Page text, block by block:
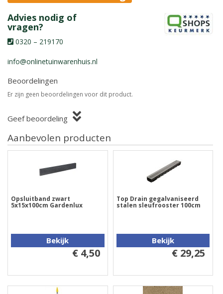
Advies nodig of
vragen?
0320 – 219170
info@onlinetuinwarenhuis.nl
Beoordelingen
Er zijn geen beoordelingen voor dit product.
Geef beoordeling
Aanbevolen producten
Opsluitband zwart
5x15x100cm Gardenlux
Bekijk
€ 4,50
Top Drain gegalvaniseerd
stalen sleufrooster 100cm
Bekijk
€ 29,25